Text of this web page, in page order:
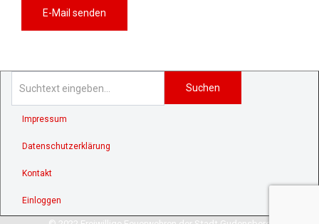
E-Mail senden
Suchen
Impressum
Datenschutzerklärung
Kontakt
Einloggen